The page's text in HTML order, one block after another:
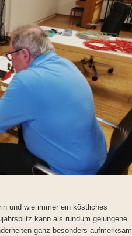
und wie immer ein köstliches
kann als rundum gelungene
ganz besonders aufmerksam